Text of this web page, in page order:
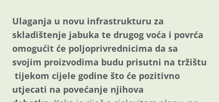
Ulaganja u novu infrastrukturu za
skladištenje jabuka te drugog voća i povrća
omogućit će poljoprivrednicima da sa
svojim proizvodima budu prisutni na tržištu
tijekom cijele godine što će pozitivno
utjecati na povećanje njihova